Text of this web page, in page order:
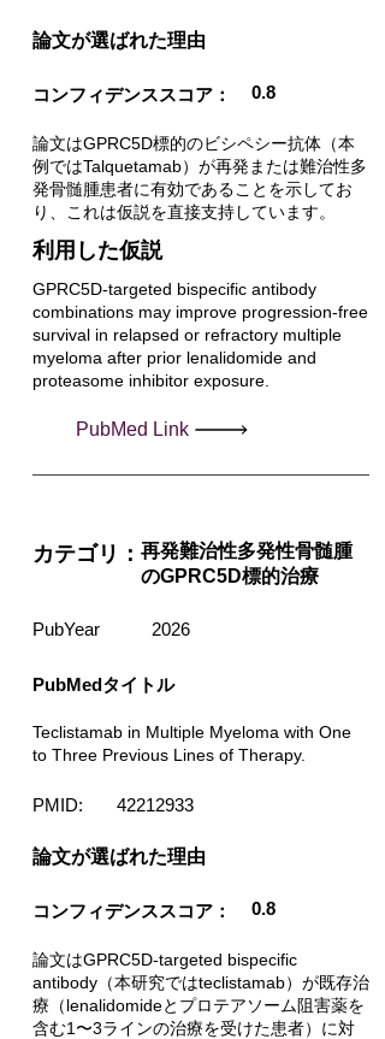
​論文が選ばれた理由
コンフィデンススコア： 0.8
論文はGPRC5D標的のビシペシー抗体（本
例ではTalquetamab）が再発または難治性多
発骨髄腫患者に有効であることを示してお
り、これは仮説を直接支持しています。
利用した仮説
GPRC5D-targeted bispecific antibody
combinations may improve progression-free
survival in relapsed or refractory multiple
myeloma after prior lenalidomide and
proteasome inhibitor exposure.
PubMed Link
カテゴリ： 再発難治性多発性骨髄腫
のGPRC5D標的治療
PubYear 2026
PubMedタイトル
Teclistamab in Multiple Myeloma with One
to Three Previous Lines of Therapy.
PMID: 42212933
​論文が選ばれた理由
コンフィデンススコア： 0.8
論文はGPRC5D-targeted bispecific
antibody（本研究ではteclistamab）が既存治
療（lenalidomideとプロテアソーム阻害薬を
含む1〜3ラインの治療を受けた患者）に対